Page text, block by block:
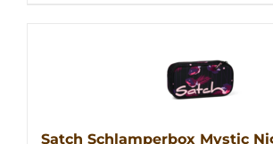
Satch Schlamperbox Mystic